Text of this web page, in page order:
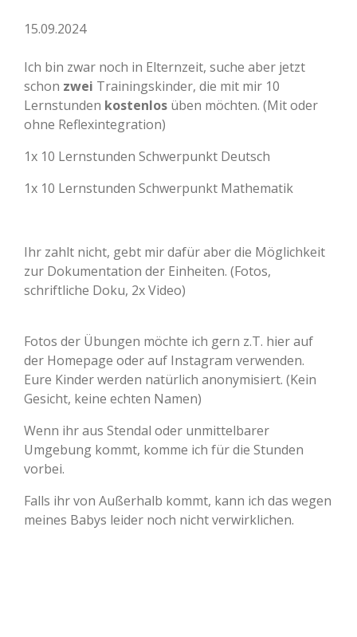
15.09.2024
Ich bin zwar noch in Elternzeit, suche aber jetzt
schon zwei Trainingskinder, die mit mir 10
Lernstunden kostenlos üben möchten. (Mit oder
ohne Reflexintegration)
1x 10 Lernstunden Schwerpunkt Deutsch
1x 10 Lernstunden Schwerpunkt Mathematik
Ihr zahlt nicht, gebt mir dafür aber die Möglichkeit
zur Dokumentation der Einheiten. (Fotos,
schriftliche Doku, 2x Video)
Fotos der Übungen möchte ich gern z.T. hier auf
der Homepage oder auf Instagram verwenden.
Eure Kinder werden natürlich anonymisiert. (Kein
Gesicht, keine echten Namen)
Wenn ihr aus Stendal oder unmittelbarer
Umgebung kommt, komme ich für die Stunden
vorbei.
Falls ihr von Außerhalb kommt, kann ich das wegen
meines Babys leider noch nicht verwirklichen.